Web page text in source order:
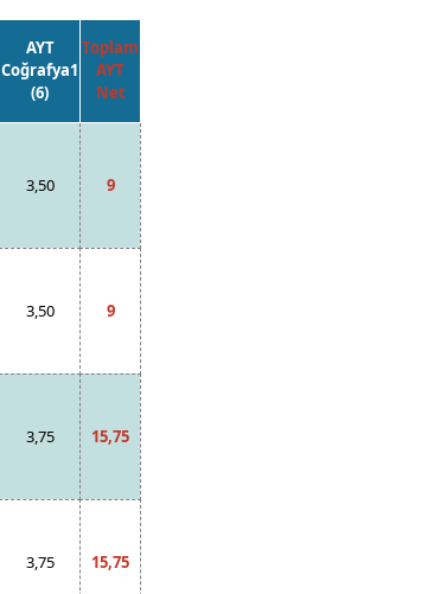
AYT
Coğrafya1
(6)
Toplam
AYT
Net
3,50 9
3,50 9
3,75 15,75
3,75 15,75